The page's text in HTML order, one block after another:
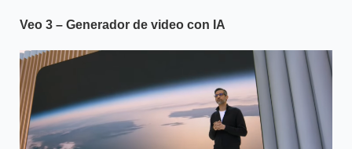
Veo 3 – Generador de video con IA